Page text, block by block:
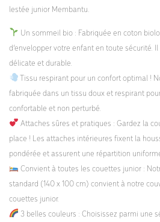
lestée junior Membantu.
Un sommeil bio : Fabriquée en coton
d’envelopper votre enfant en toute sécurité.
délicate et durable.
Tissu respirant pour un confort optimal !
fabriquée dans un tissu doux et respirant
confortable et non perturbé.
Attaches sûres et pratiques : Gardez la
place ! Les attaches intérieures fixent la
pondérée et assurent une répartition
Convient à toutes les couettes junior :
standard (140 x 100 cm) convient à notre
couettes junior.
3 belles couleurs : Choisissez parmi une